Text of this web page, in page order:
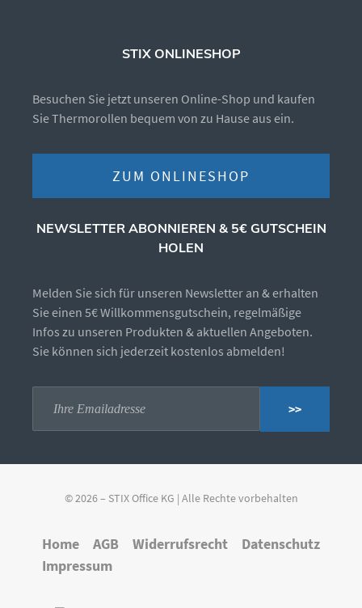
STIX ONLINESHOP
Besuchen Sie jetzt unseren Online-Shop und kaufen
Sie Thermorollen bequem von zu Hause aus ein.
ZUM ONLINESHOP
NEWSLETTER ABONNIEREN & 5€ GUTSCHEIN
HOLEN
Melden Sie sich für unseren Newsletter an & erhalten
Sie einen 5€ Willkommensgutschein, regelmäßige
Infos zu unseren Produkten & aktuellen Angeboten.
Sie können sich jederzeit kostenlos abmelden!
>>
© 2026 – STIX Office KG | Alle Rechte vorbehalten
Home AGB Widerrufsrecht
Datenschutz
Impressum